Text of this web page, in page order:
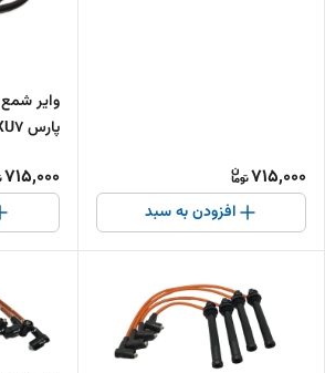
715,000
افزودن به سبد
پارس XU7
715,000